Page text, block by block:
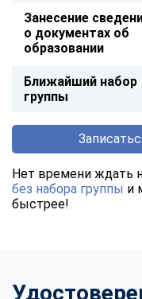
Занесение
о документах об
образовании
Ближайший набор
группы
Нет времени ждать
без набора группы и
быстрее!